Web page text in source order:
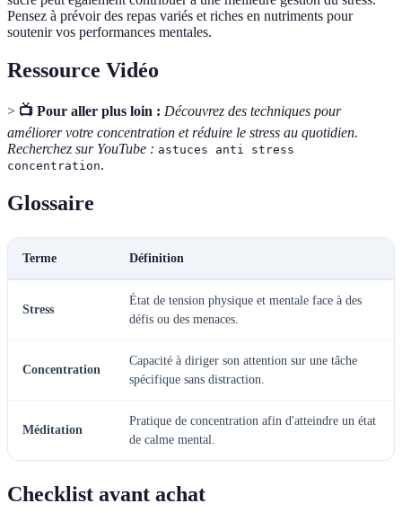
Pensez à prévoir des repas variés et riches en nutriments pour
soutenir vos performances mentales.
Ressource Vidéo
> 📺 Pour aller plus loin : Découvrez des techniques pour
améliorer votre concentration et réduire le stress au quotidien.
Recherchez sur YouTube : astuces anti stress
concentration.
Glossaire
Terme Définition
Stress
État de tension physique et mentale face à des
défis ou des menaces.
Concentration
Capacité à diriger son attention sur une tâche
spécifique sans distraction.
Méditation
Pratique de concentration afin d'atteindre un état
de calme mental.
Checklist avant achat